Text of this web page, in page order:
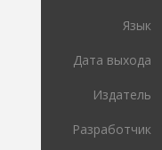
Язык
Дата выхода
Издатель
Разработчик